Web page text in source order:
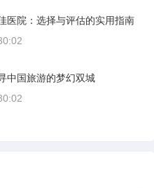
医院：选择与评估的实用指南
中国旅游的梦幻双城